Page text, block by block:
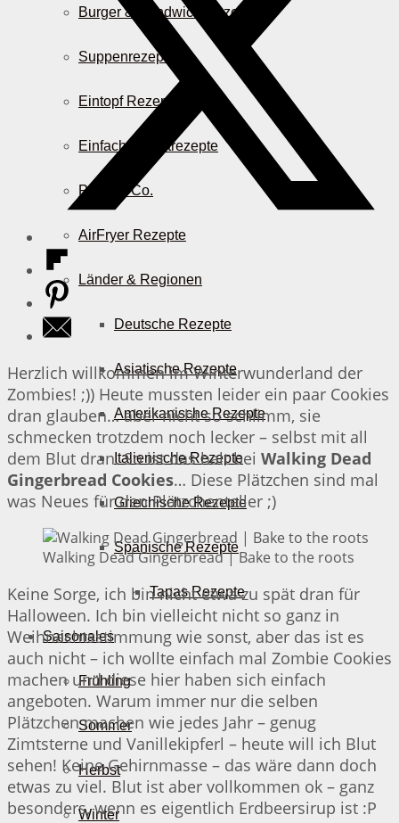
Burger & Sandwich Rezepte
Suppenrezepte
Eintopf Rezepte
Einfache Salatrezepte
Pizza & Co.
AirFryer Rezepte
Länder & Regionen
Deutsche Rezepte
Asiatische Rezepte
Amerikanische Rezepte
Italienische Rezepte
Griechische Rezepte
Spanische Rezepte
Tapas Rezepte
Saisonales
Frühling
Sommer
Herbst
Winter
Herzlich willkommen im Winterwunderland der
Zombies! ;)) Heute mussten leider ein paar Cookies
dran glauben… aber nicht so schlimm, sie
schmecken trotzdem noch lecker – selbst mit all
dem Blut dran. So ist das halt bei Walking Dead
Gingerbread Cookies… Diese Plätzchen sind mal
was Neues für den Plätzchenteller ;)
Walking Dead Gingerbread | Bake to the roots
Keine Sorge, ich bin nicht etwa zu spät dran für
Halloween. Ich bin vielleicht nicht so ganz in
Weihnachtsstimmung wie sonst, aber das ist es
auch nicht – ich wollte einfach mal Zombie Cookies
machen und diese hier haben sich einfach
angeboten. Warum immer nur die selben
Plätzchen machen wie jedes Jahr – genug
Zimtsterne und Vanillekipferl – heute will ich Blut
sehen! Keine Gehirnmasse – das wäre dann doch
etwas zu viel. Blut ist aber vollkommen ok – ganz
besonders, wenn es eigentlich Erdbeersirup ist :P